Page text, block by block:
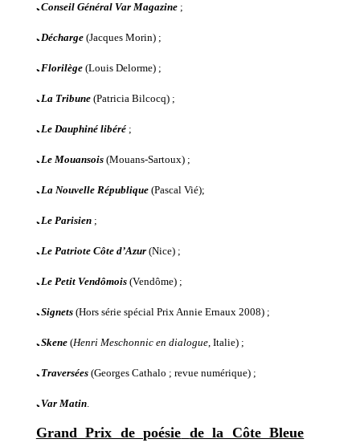
ﹳ Conseil Général Var Magazine ;
ﹳ Décharge (Jacques Morin) ;
ﹳ Florilège (Louis Delorme) ;
ﹳ La Tribune (Patricia Bilcocq) ;
ﹳ Le Dauphiné libéré ;
ﹳ Le Mouansois(Mouans-Sartoux) ;
ﹳ La Nouvelle République (Pascal Vié);
ﹳ Le Parisien;
ﹳ Le Patriote Côte d’Azur (Nice) ;
ﹳ Le Petit Vendômois (Vendôme) ;
ﹳ Signets (Hors série spécial Prix Annie Ernaux 2008) ;
ﹳ Skene (Henri Meschonnic en dialogue, Italie) ;
ﹳ Traversées(Georges Cathalo ; revue numérique) ;
ﹳ Var Matin.
Grand Prix de poésie de la Côte Bleue